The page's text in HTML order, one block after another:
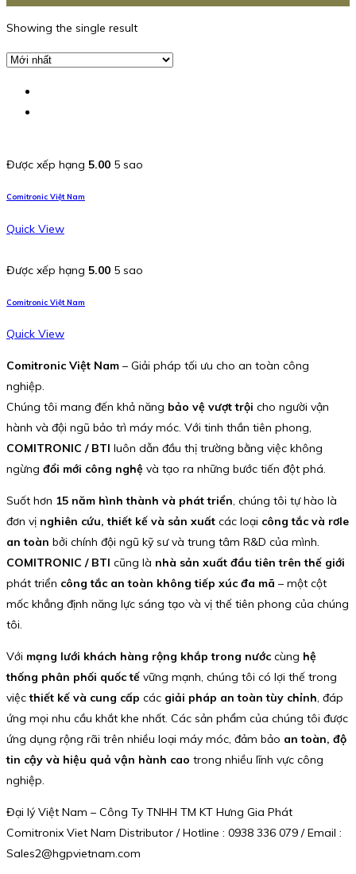
Showing the single result
Được xếp hạng 5.00 5 sao
Comitronic Việt Nam
Quick View
Được xếp hạng 5.00 5 sao
Comitronic Việt Nam
Quick View
Comitronic Việt Nam – Giải pháp tối ưu cho an toàn công
nghiệp.
Chúng tôi mang đến khả năng bảo vệ vượt trội cho người vận
hành và đội ngũ bảo trì máy móc. Với tinh thần tiên phong,
COMITRONIC / BTI luôn dẫn đầu thị trường bằng việc không
ngừng đổi mới công nghệ và tạo ra những bước tiến đột phá.
Suốt hơn 15 năm hình thành và phát triển, chúng tôi tự hào là
đơn vị nghiên cứu, thiết kế và sản xuất các loại công tắc và rơle
an toàn bởi chính đội ngũ kỹ sư và trung tâm R&D của mình.
COMITRONIC / BTI cũng là nhà sản xuất đầu tiên trên thế giới
phát triển công tắc an toàn không tiếp xúc đa mã – một cột
mốc khẳng định năng lực sáng tạo và vị thế tiên phong của chúng
tôi.
Với mạng lưới khách hàng rộng khắp trong nước cùng hệ
thống phân phối quốc tế vững mạnh, chúng tôi có lợi thế trong
việcthiết kế và cung cấp các giải pháp an toàn tùy chỉnh, đáp
ứng mọi nhu cầu khắt khe nhất. Các sản phẩm của chúng tôi được
ứng dụng rộng rãi trên nhiều loại máy móc, đảm bảo an toàn, độ
tin cậy và hiệu quả vận hành cao trong nhiều lĩnh vực công
nghiệp.
Đại lý Việt Nam – Công Ty TNHH TM KT Hưng Gia Phát
Comitronix Viet Nam Distributor / Hotline : 0938 336 079 / Email :
Sales2@hgpvietnam.com